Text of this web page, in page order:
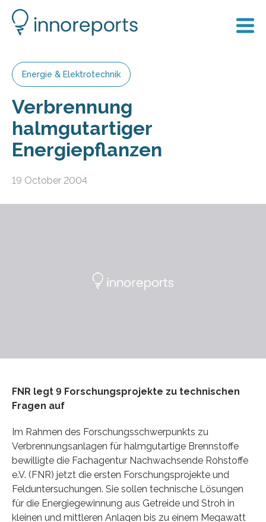
Energie & Elektrotechnik
Verbrennung
halmgutartiger
Energiepflanzen
19 October 2004
FNR legt 9 Forschungsprojekte zu technischen
Fragen auf
Im Rahmen des Forschungsschwerpunkts zu
Verbrennungsanlagen für halmgutartige Brennstoffe
bewilligte die Fachagentur Nachwachsende Rohstoffe
e.V. (FNR) jetzt die ersten Forschungsprojekte und
Felduntersuchungen. Sie sollen technische Lösungen
für die Energiegewinnung aus Getreide und Stroh in
kleinen und mittleren Anlagen bis zu einem Megawatt